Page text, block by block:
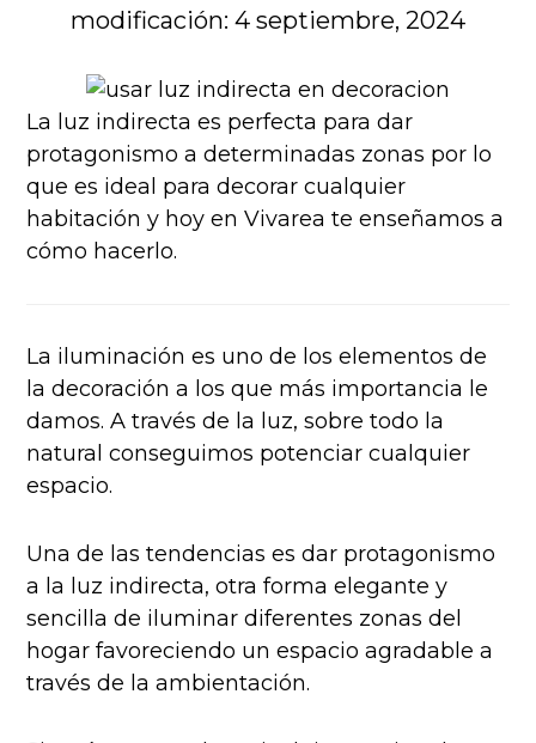
modificación: 4 septiembre, 2024
La luz indirecta es perfecta para dar
protagonismo a determinadas zonas por lo
que es ideal para decorar cualquier
habitación y hoy en Vivarea te enseñamos a
cómo hacerlo.
La iluminación es uno de los elementos de
la decoración a los que más importancia le
damos. A través de la luz, sobre todo la
natural conseguimos potenciar cualquier
espacio.
Una de las tendencias es dar protagonismo
a la luz indirecta, otra forma elegante y
sencilla de iluminar diferentes zonas del
hogar favoreciendo un espacio agradable a
través de la ambientación.